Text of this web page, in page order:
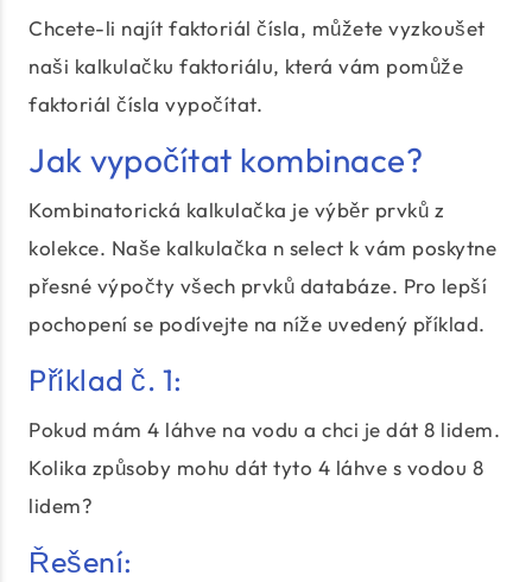
Chcete-li najít faktoriál čísla, můžete vyzkoušet
naši kalkulačku faktoriálu, která vám pomůže
faktoriál čísla vypočítat.
Jak vypočítat kombinace?
Kombinatorická kalkulačka je výběr prvků z
kolekce. Naše kalkulačka n select k vám poskytne
přesné výpočty všech prvků databáze. Pro lepší
pochopení se podívejte na níže uvedený příklad.
Příklad č. 1:
Pokud mám 4 láhve na vodu a chci je dát 8 lidem.
Kolika způsoby mohu dát tyto 4 láhve s vodou 8
lidem?
Řešení: